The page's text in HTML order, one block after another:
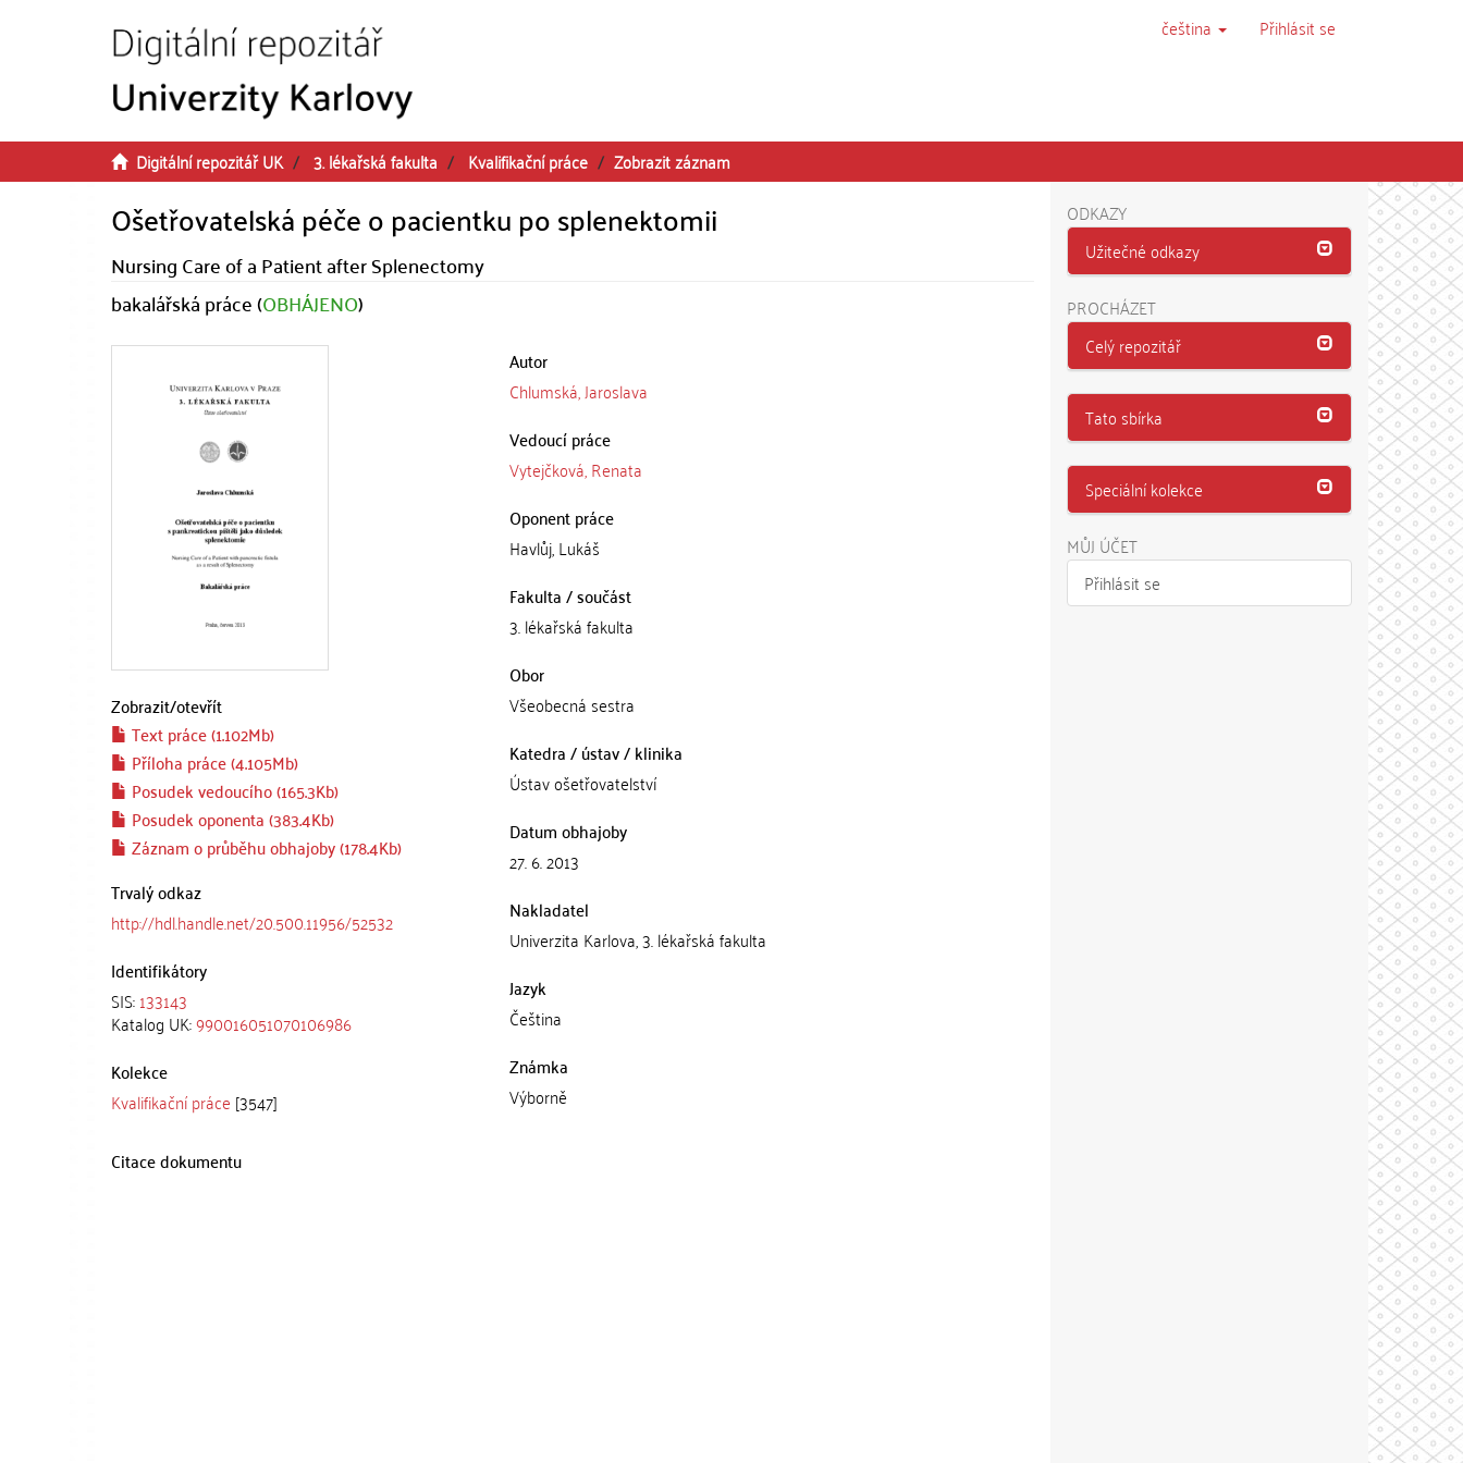
čeština Přihlásit se
Digitální repozitář UK 3. lékařská fakulta Kvalifikační práce Zobrazit záznam
Ošetřovatelská péče o pacientku po splenektomii
Nursing Care of a Patient after Splenectomy
bakalářská práce (OBHÁJENO)
Zobrazit/otevřít
Text práce (1.102Mb)
Příloha práce (4.105Mb)
Posudek vedoucího (165.3Kb)
Posudek oponenta (383.4Kb)
Záznam o průběhu obhajoby (178.4Kb)
Trvalý odkaz
http://hdl.handle.net/20.500.11956/52532
Identifikátory
SIS:133143
Katalog UK:990016051070106986
Kolekce
Kvalifikační práce [3547]
Autor
Chlumská, Jaroslava
Vedoucí práce
Vytejčková, Renata
Oponent práce
Havlůj, Lukáš
Fakulta / součást
3. lékařská fakulta
Obor
Všeobecná sestra
Katedra / ústav / klinika
Ústav ošetřovatelství
Datum obhajoby
27. 6. 2013
Nakladatel
Univerzita Karlova, 3. lékařská fakulta
Jazyk
Čeština
Známka
Výborně
Citace dokumentu
ODKAZY
Užitečné odkazy
PROCHÁZET
Celý repozitář
Tato sbírka
Speciální kolekce
MŮJ ÚČET
Přihlásit se